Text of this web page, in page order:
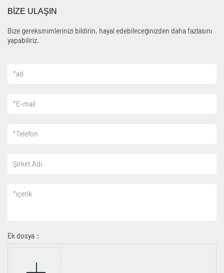
BİZE ULAŞIN
Bize gereksinimlerinizi bildirin, hayal edebileceğinizden daha fazlasını
yapabiliriz.
*ad
*E-mail
*Telefon
Şirket Adı
*içerik
Ek dosya：